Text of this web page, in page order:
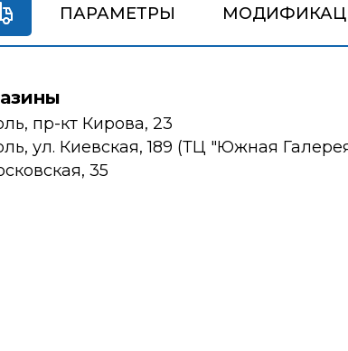
ПАРАМЕТРЫ
пр-кт Кирова, 23
ул. Киевская, 189 (ТЦ "Южная
35